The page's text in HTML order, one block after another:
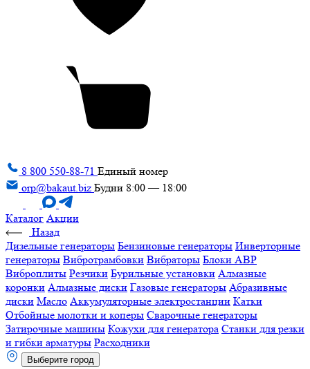
8 800 550-88-71 Единый номер
orp@bakaut.biz Будни 8:00 — 18:00
Каталог Акции
Назад
Дизельные генераторы Бензиновые генераторы Инверторные
генераторы Вибротрамбовки Вибраторы Блоки АВР
Виброплиты Резчики Бурильные установки Алмазные
коронки Алмазные диски Газовые генераторы Абразивные
диски Масло Аккумуляторные электростанции Катки
Отбойные молотки и коперы Сварочные генераторы
Затирочные машины Кожухи для генератора Станки для резки
и гибки арматуры Расходники
Выберите город